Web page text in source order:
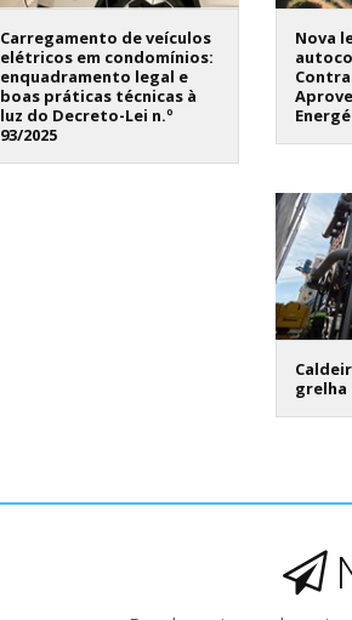
Carregamento de veículos
elétricos em condomínios:
enquadramento legal e
boas práticas técnicas à
luz do Decreto-Lei n.º
93/2025
Nova
grelha